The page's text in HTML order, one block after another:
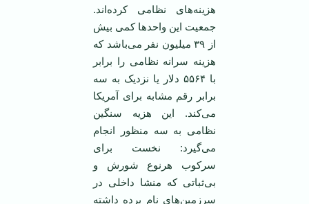
هزینه‌های نظامی کرده‌اند.
جمعیت این واحد‌ها کمی بیش
از ۳۹ میلیون نفر می‌باشد که
هزینه سرانه نظامی را برابر
با ۵۵۶۴ دلار یا نزدیک به سه
برابر رقم مشابه برای آمریکا
می‌کند. این هزیه سنگین
نظامی به سه منظور انجام
می‌گیرد: نخست برای
سرکوب هرنوع شورش و
بی‌ثباتی که منشا داخلی در
سرزمین‌های نام برده داشته